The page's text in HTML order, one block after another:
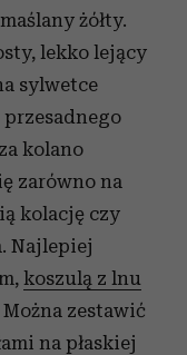
żółty.
lekko lejący
sylwetce
kolano
zarówno na
kolację czy
Najlepiej
koszulą z lnu
zestawić
na płaskiej